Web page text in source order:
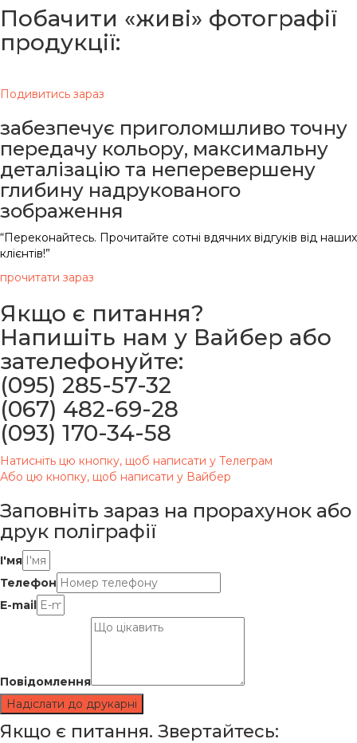
Побачити «живі» фотографії
продукції:
Подивитись зараз
забезпечує приголомшливо точну
передачу кольору, максимальну
деталізацію та неперевершену
глибину надрукованого
зображення
“Переконайтесь. Прочитайте сотні вдячних відгуків від наших
клієнтів!”
прочитати зараз
Якщо є питання?
Напишіть нам у Вайбер або
зателефонуйте:
(095) 285-57-32
(067) 482-69-28
(093) 170-34-58
Натисніть цю кнопку, щоб написати у Телеграм
Або цю кнопку, щоб написати у Вайбер
Заповніть зараз на прорахунок або
друк поліграфії
І'мя
Телефон
E-mail
Повідомлення
Надіслати до друкарні
Якщо є питання. Звертайтесь: